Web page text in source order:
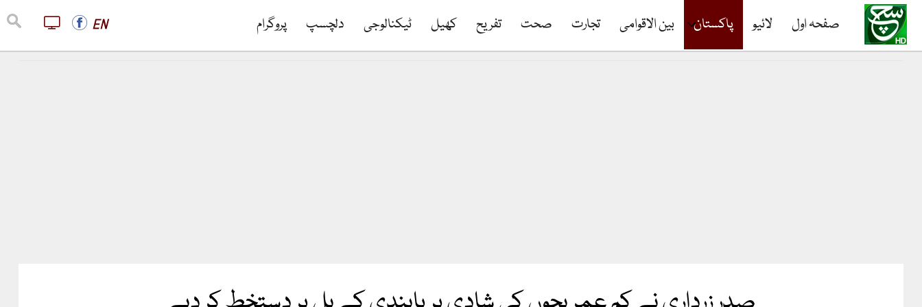
صفحہ اول لائیو پاکستان بین الاقوامی تجارت صحت تفریح کھیل ٹیکنالوجی دلچسپ پروگرام EN